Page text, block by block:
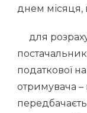
днем місяця,
для
податкової
отримувача –